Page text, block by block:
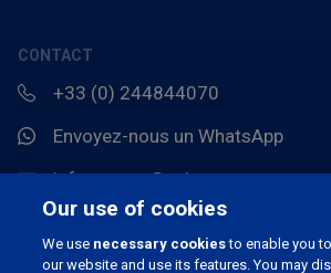
CONTACT
+33 (0) 244844070
Envoyez-nous un WhatsApp
info.europe@pahc.com
Chemin du Stocquoy 3, 1300
Our use of cookies
We use necessary cookiesto enable you
our website and use its features. You may